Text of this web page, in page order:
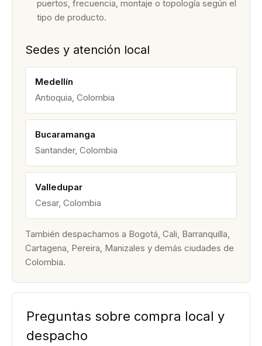
puertos, frecuencia, montaje o topología según el
tipo de producto.
Sedes y atención local
Medellín
Antioquia, Colombia
Bucaramanga
Santander, Colombia
Valledupar
Cesar, Colombia
También despachamos a Bogotá, Cali, Barranquilla,
Cartagena, Pereira, Manizales y demás ciudades de
Colombia.
Preguntas sobre compra local y
despacho